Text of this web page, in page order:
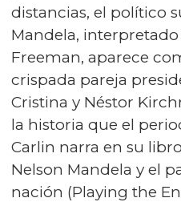
distancias, el político
Mandela,
Freeman, aparece
crispada pareja
Cristina y Néstor
la historia que el
Carlin narra en su
Nelson Mandela y el
nación (Playing the